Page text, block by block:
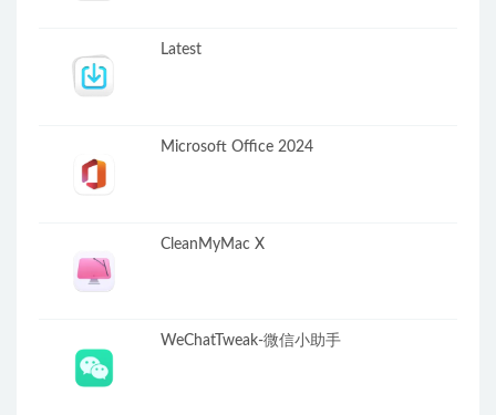
Latest
Microsoft Office 2024
CleanMyMac X
WeChatTweak-微信小助手